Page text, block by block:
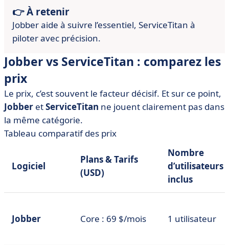
👉 À retenir
Jobber aide à suivre l’essentiel, ServiceTitan à
piloter avec précision.
Jobber vs ServiceTitan : comparez les
prix
Le prix, c’est souvent le facteur décisif. Et sur ce point,
Jobber etServiceTitan ne jouent clairement pas dans
la même catégorie.
Tableau comparatif des prix
Logiciel
Plans & Tarifs
(USD)
Nombre
d’utilisateurs
inclus
Jobber Core : 69 $/mois 1 utilisateur